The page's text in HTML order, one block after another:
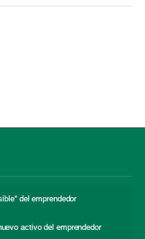
del emprendedor
activo del emprendedor